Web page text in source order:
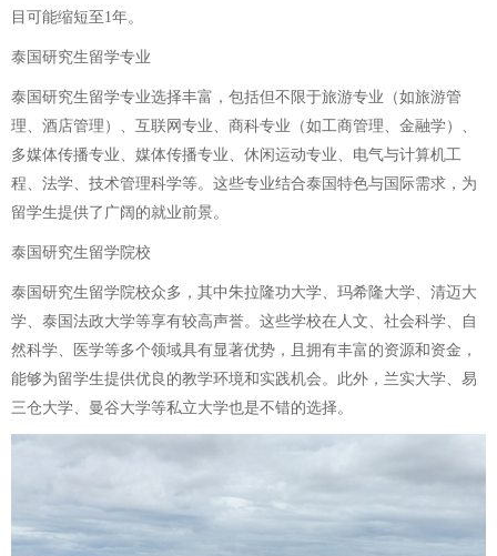
目可能缩短至1年。
泰国研究生留学专业
泰国研究生留学专业选择丰富，包括但不限于旅游专业（如旅游管
理、酒店管理）、互联网专业、商科专业（如工商管理、金融学）、
多媒体传播专业、媒体传播专业、休闲运动专业、电气与计算机工
程、法学、技术管理科学等。这些专业结合泰国特色与国际需求，为
留学生提供了广阔的就业前景。
泰国研究生留学院校
泰国研究生留学院校众多，其中朱拉隆功大学、玛希隆大学、清迈大
学、泰国法政大学等享有较高声誉。这些学校在人文、社会科学、自
然科学、医学等多个领域具有显著优势，且拥有丰富的资源和资金，
能够为留学生提供优良的教学环境和实践机会。此外，兰实大学、易
三仓大学、曼谷大学等私立大学也是不错的选择。